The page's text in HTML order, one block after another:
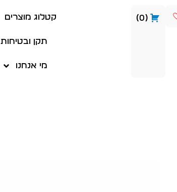
0 קטלוג מוצרים
תקן ובטיחות
מי אנחנו